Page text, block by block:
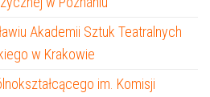
Akademii Sztuk Teatralnych
w Krakowie
im. Komisji